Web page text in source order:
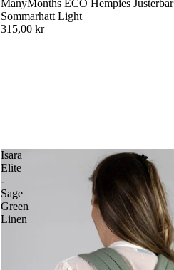
ManyMonths ECO Hempies Justerbar
Sommarhatt Light
315,00 kr
Isara
Elite
-
Sage
Green
Linen